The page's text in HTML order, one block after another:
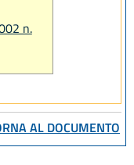
n.
AL DOCUMENTO